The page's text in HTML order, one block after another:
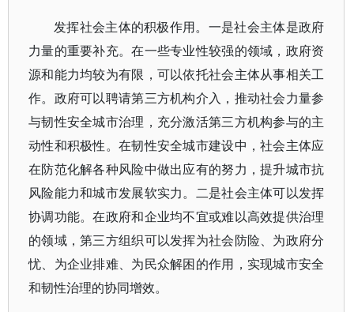
发挥社会主体的积极作用。一是社会主体是政府
力量的重要补充。在一些专业性较强的领域，政府资
源和能力均较为有限，可以依托社会主体从事相关工
作。政府可以聘请第三方机构介入，推动社会力量参
与韧性安全城市治理，充分激活第三方机构参与的主
动性和积极性。在韧性安全城市建设中，社会主体应
在防范化解各种风险中做出应有的努力，提升城市抗
风险能力和城市发展软实力。二是社会主体可以发挥
协调功能。在政府和企业均不宜或难以高效提供治理
的领域，第三方组织可以发挥为社会防险、为政府分
忧、为企业排难、为民众解困的作用，实现城市安全
和韧性治理的协同增效。